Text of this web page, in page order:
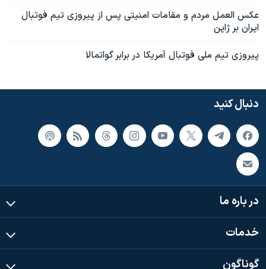
عکس العمل مردم و مقامات امنيتی پس از پيروزی تيم فوتبال
ايران بر ژاپن
پيروزی تيم ملی فوتبال آمريکا در برابر گواتمالا
دنبال کنید
در باره ما
خدمات
گوناگون